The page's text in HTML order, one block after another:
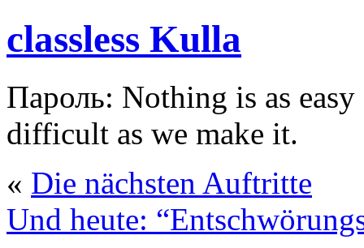
classless Kulla
Пароль: Nothing is as
difficult as we make it.
« Die nächsten Auftritte
Und heute: